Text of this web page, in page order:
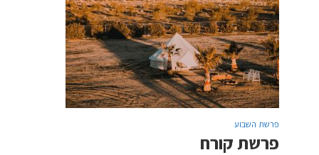
פרשת השבוע
פרשת קורח